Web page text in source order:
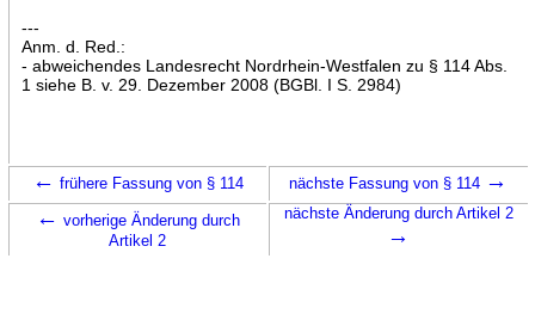
---
Anm. d. Red.:
- abweichendes Landesrecht Nordrhein-Westfalen zu § 114 Abs.
1 siehe B. v. 29. Dezember 2008 (BGBl. I S. 2984)
← frühere Fassung von § 114 nächste Fassung von § 114 →
← vorherige Änderung durch
Artikel 2
nächste Änderung durch Artikel 2
→